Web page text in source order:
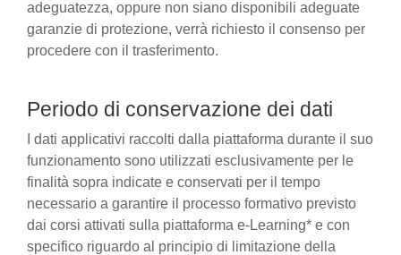
adeguatezza, oppure non siano disponibili adeguate
garanzie di protezione, verrà richiesto il consenso per
procedere con il trasferimento.
Periodo di conservazione dei dati
I dati applicativi raccolti dalla piattaforma durante il suo
funzionamento sono utilizzati esclusivamente per le
finalità sopra indicate e conservati per il tempo
necessario a garantire il processo formativo previsto
dai corsi attivati sulla piattaforma e-Learning* e con
specifico riguardo al principio di limitazione della